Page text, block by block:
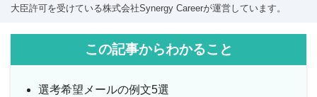
大臣許可を受けている株式会社Synergy Careerが運営しています。
この記事からわかること
選考希望メールの例文5選